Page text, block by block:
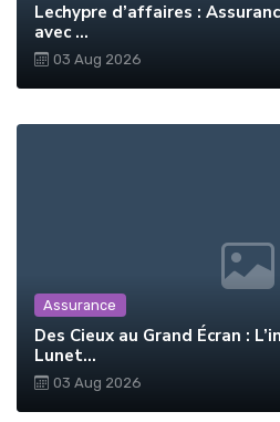
Lechypre d’affaires :
avec ...
03 Aug 2026
Assurance
Des Cieux au Grand Écran :
Lunet...
03 Aug 2026